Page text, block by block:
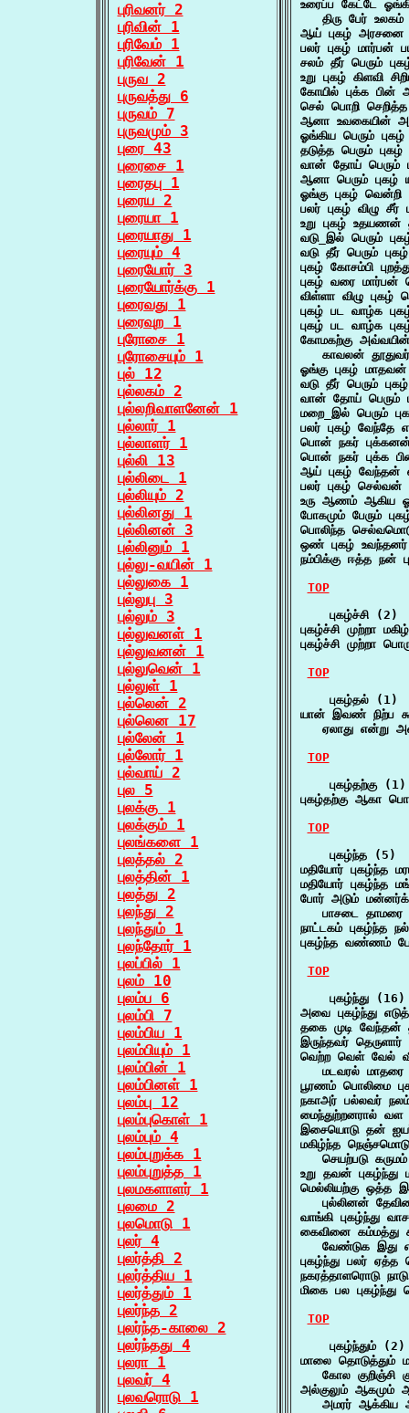
புரிவனர் 2
புரிவின் 1
புரிவேம் 1
புரிவேன் 1
புருவ 2
புருவத்து 6
புருவம் 7
புருவமும் 3
புரை 43
புரைசை 1
புரைதபு 1
புரைய 2
புரையா 1
புரையாது 1
புரையும் 4
புரையோர் 3
புரையோர்க்கு 1
புரைவது 1
புரைவுற 1
புரோசை 1
புரோசையும் 1
புல் 12
புல்லகம் 2
புல்லறிவாளனேன் 1
புல்லார் 1
புல்லாளர் 1
புல்லி 13
புல்லிடை 1
புல்லியும் 2
புல்லினது 1
புல்லினன் 3
புல்லினும் 1
புல்லு-வயின் 1
புல்லுகை 1
புல்லுபு 3
புல்லும் 3
புல்லுவனள் 1
புல்லுவனன் 1
புல்லுவென் 1
புல்லுள் 1
புல்லென் 2
புல்லென 17
புல்லேன் 1
புல்லோர் 1
புல்வாய் 2
புல 5
புலக்கு 1
புலக்கும் 1
புலங்களை 1
புலத்தல் 2
புலத்தின் 1
புலத்து 2
புலந்து 2
புலந்தும் 1
புலந்தோர் 1
புலப்பில் 1
புலம் 10
புலம்ப 6
புலம்பி 7
புலம்பிய 1
புலம்பியும் 1
புலம்பின் 1
புலம்பினள் 1
புலம்பு 12
புலம்புகொள் 1
புலம்பும் 4
புலம்புறுக்க 1
புலம்புறுத்த 1
புலமகளாளர் 1
புலமை 2
புலமொடு 1
புலர் 4
புலர்த்தி 2
புலர்த்திய 1
புலர்த்தும் 1
புலர்ந்த 2
புலர்ந்த-காலை 2
புலர்ந்தது 4
புலரா 1
புலவர் 4
புலவரொடு 1
உரைப்ப கேட்டே
திரு பேர்
ஆய் புகழ் அரசனை
பலர் புகழ் மார்பன்
சலம் தீர் பெரும்
உறு புகழ் கிளவி
கோயில் புக்க
செல் பொறி
ஆனா உவகையின்
ஓங்கிய பெரும்
தடுத்த பெரும்
வான் தோய் பெரும்
ஆனா பெரும்
ஓங்கு புகழ்
பலர் புகழ் விழு
உறு புகழ்
வடு_இல் பெரும்
வடு தீர் பெரும்
புகழ் கோசம்பி
புகழ் வரை மார்பன்
விள்ளா விழு
புகழ் பட வாழ்க
புகழ் பட வாழ்க
கோமகற்கு
காவலன்
ஓங்கு புகழ்
வடு தீர் பெரும்
வான் தோய் பெரும்
மறை_இல் பெரும்
பலர் புகழ்
பொன் நகர்
பொன் நகர் புக்க
ஆய் புகழ்
பலர் புகழ்
உரு ஆணம் ஆகிய
போகமும் பேரும்
பொலிந்த
ஒண் புகழ்
நம்பிக்கு ஈத்த நன்
TOP
    புகழ்ச்சி (2)
புகழ்ச்சி முற்றா
புகழ்ச்சி முற்றா
TOP
    புகழ்தல் (1)
யான் இவண் நிற்ப
ஏலாது என்று
TOP
    புகழ்தற்கு (1)
புகழ்தற்கு ஆகா
TOP
    புகழ்ந்த (5)
மதியோர் புகழ்ந்த
மதியோர் புகழ்ந்த
போர் அடும்
பாசடை தாமரை
நாட்டகம் புகழ்ந்த
புகழ்ந்த வண்ணம்
TOP
    புகழ்ந்து (16)
அவை புகழ்ந்து
தகை முடி வேந்தன்
இருந்தவர்
வெற்ற வெள் வேல்
மடவரல் மாதரை
பூரணம் பொலிமை
நகாஅர் பல்லவர்
மைந்துற்றனரால்
இசையொடு தன் ஐயர்
மகிழ்ந்த
செயற்படு
உறு தவன்
மெல்லியற்கு ஒத்த
புல்லினன்
வாங்கி புகழ்ந்து
கைவினை கம்மத்து
வேண்டுக இது
புகழ்ந்து பலர்
நகரத்தாளரொடு
மிகை பல
TOP
    புகழ்ந்தும் (2)
மாலை தொடுத்தும்
கோல குறிஞ்சி
அல்குலும் ஆகமும்
அமரர் ஆக்கிய